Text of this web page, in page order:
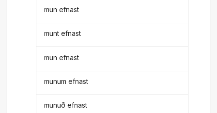
mun efnast
munt efnast
mun efnast
munum efnast
munuð efnast